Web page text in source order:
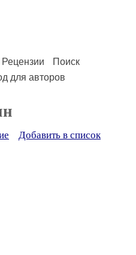
Рецензии
Поиск
для авторов
Добавить в список